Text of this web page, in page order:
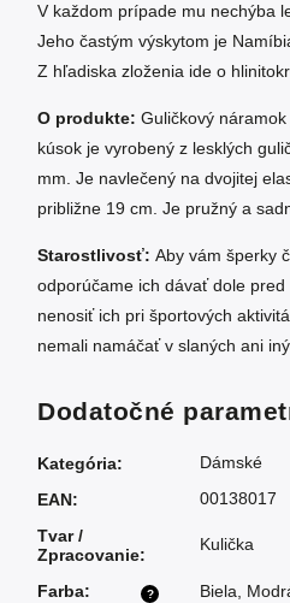
V každom prípade mu nechýba
Jeho častým výskytom je
Z hľadiska zloženia ide o
O produkte: Guličkový
kúsok je vyrobený z lesklých
mm. Je navlečený na dvojitej
približne 19 cm. Je pružný a
Starostlivosť: Aby vám šperky
odporúčame ich dávať dole
nenosiť ich pri športových
nemali namáčať v slaných ani
Dodatočné
Kategória:
Dámské
EAN:
00138017
Tvar /
Zpracovanie:
Kulička
?
Farba: Biela